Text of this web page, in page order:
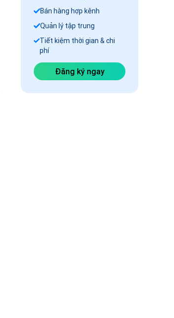
Bán hàng hợp kênh
Quản lý tập trung
Tiết kiệm thời gian & chi
phí
Đăng ký ngay